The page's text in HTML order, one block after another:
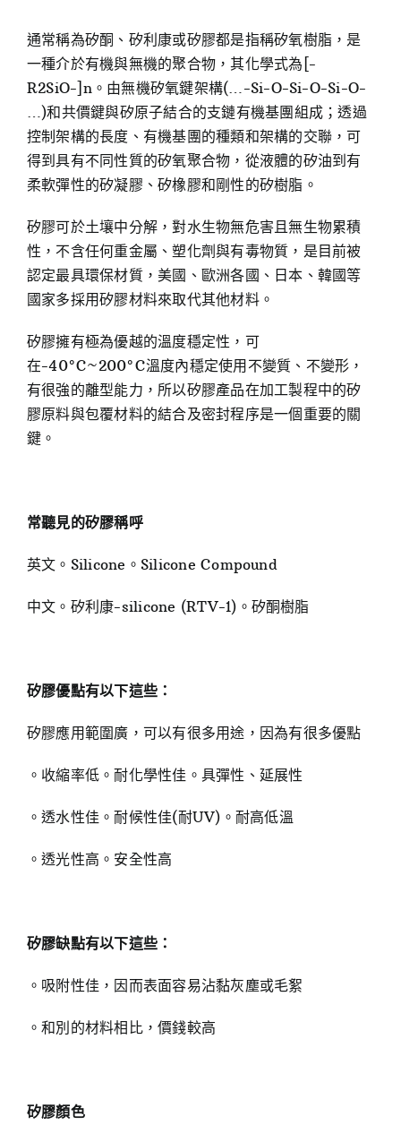
通常稱為矽酮、矽利康或矽膠都是指稱矽氧樹脂，是
一種介於有機與無機的聚合物，其化學式為[-
R2SiO-]n。由無機矽氧鍵架構(…-Si-O-Si-O-Si-O-
…)和共價鍵與矽原子結合的支鏈有機基團組成；透過
控制架構的長度、有機基團的種類和架構的交聯，可
得到具有不同性質的矽氧聚合物，從液體的矽油到有
柔軟彈性的矽凝膠、矽橡膠和剛性的矽樹脂。
矽膠可於土壤中分解，對水生物無危害且無生物累積
性，不含任何重金屬、塑化劑與有毒物質，是目前被
認定最具環保材質，美國、歐洲各國、日本、韓國等
國家多採用矽膠材料來取代其他材料。
矽膠擁有極為優越的溫度穩定性，可
在-40°C~200°C溫度內穩定使用不變質、不變形，
有很強的離型能力，所以矽膠產品在加工製程中的矽
膠原料與包覆材料的結合及密封程序是一個重要的關
鍵。
常聽見的矽膠稱呼
英文。Silicone。Silicone Compound
中文。矽利康-silicone (RTV-1)。矽酮樹脂
矽膠優點有以下這些：
矽膠應用範圍廣，可以有很多用途，因為有很多優點
。收縮率低。耐化學性佳。具彈性、延展性
。透水性佳。耐候性佳(耐UV)。耐高低溫
。透光性高。安全性高
矽膠缺點有以下這些：
。吸附性佳，因而表面容易沾黏灰塵或毛絮
。和別的材料相比，價錢較高
矽膠顏色